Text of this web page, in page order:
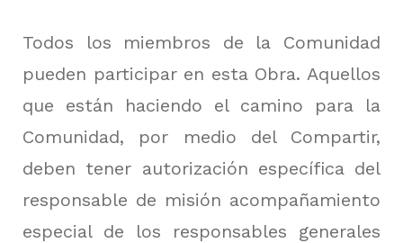
Todos los miembros de la Comunidad
pueden participar en esta Obra. Aquellos
que están haciendo el camino para la
Comunidad, por medio del Compartir,
deben tener autorización específica del
responsable de misión acompañamiento
especial de los responsables generales